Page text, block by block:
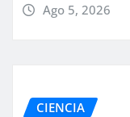
Ago 5, 2026
CIENCIA